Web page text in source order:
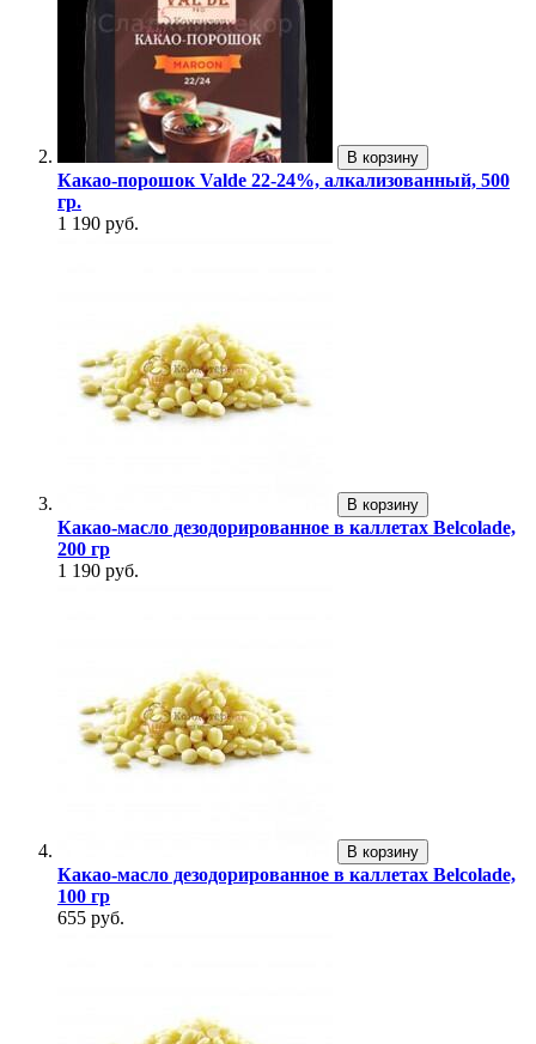
В корзину
Какао-порошок Valde 22-24%, алкализованный, 500
гр.
1 190 руб.
В корзину
Какао-масло дезодорированное в каллетах Belcolade,
200 гр
1 190 руб.
В корзину
Какао-масло дезодорированное в каллетах Belcolade,
100 гр
655 руб.